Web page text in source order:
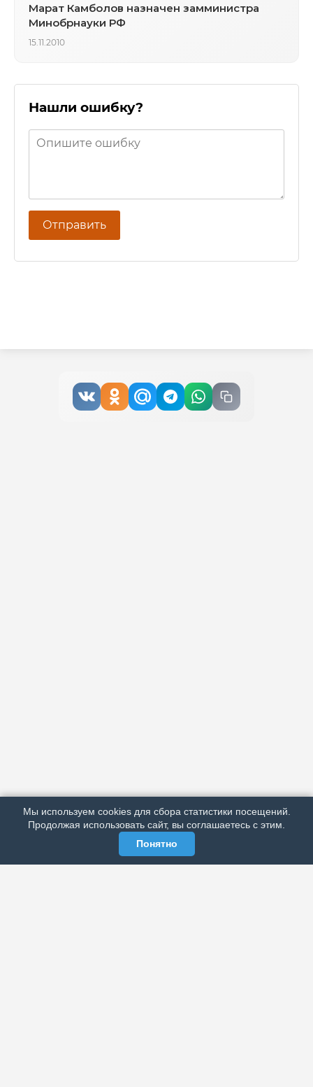
РЕКЛАМА У НАС
МЫ В СОЦСЕТЯХ
Марат Камболов назначен замминистра
Минобрнауки РФ
15.11.2010
Нашли ошибку?
Отправить
Мы используем cookies для сбора статистики посещений.
Продолжая использовать сайт, вы соглашаетесь с этим.
Понятно